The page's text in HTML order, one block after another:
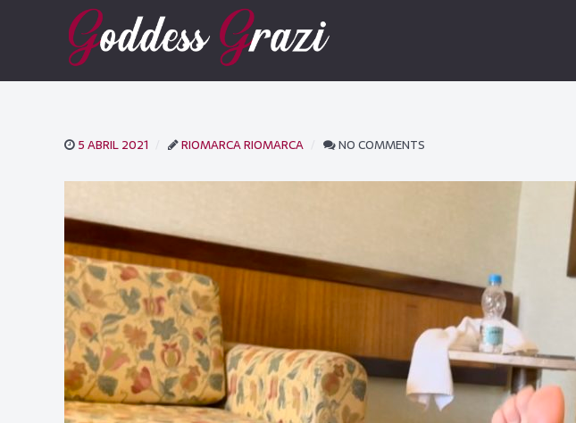
5 ABRIL 2021 RIOMARCA RIOMARCA NO COMMENTS